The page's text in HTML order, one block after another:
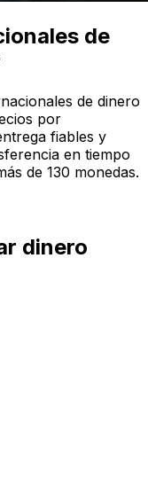
de
de dinero
por
fiables y
en tiempo
de 130 monedas.
dinero